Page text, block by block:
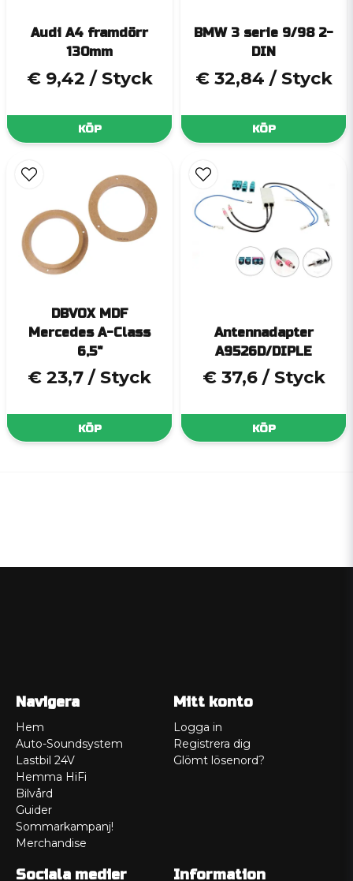
Audi A4 framdörr
130mm
€ 9,42 / Styck
KÖP
BMW 3 serie 9/98 2-
DIN
€ 32,84 / Styck
KÖP
DBVOX MDF
Mercedes A-Class
6,5"
€ 23,7 / Styck
KÖP
Antennadapter
A9526D/DIPLE
€ 37,6 / Styck
KÖP
Navigera
Hem
Auto-Soundsystem
Lastbil 24V
Hemma HiFi
Bilvård
Guider
Sommarkampanj!
Merchandise
Mitt konto
Logga in
Registrera dig
Glömt lösenord?
Sociala medier Information